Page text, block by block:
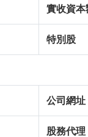
實收資本
特別股
公司網址
股務代理